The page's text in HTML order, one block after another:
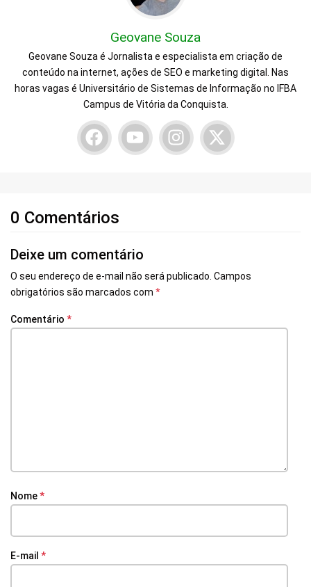
Geovane Souza
Geovane Souza é Jornalista e especialista em criação de
conteúdo na internet, ações de SEO e marketing digital. Nas
horas vagas é Universitário de Sistemas de Informação no IFBA
Campus de Vitória da Conquista.
0 Comentários
Deixe um comentário
O seu endereço de e-mail não será publicado. Campos
obrigatórios são marcados com *
Comentário *
Nome*
E-mail *